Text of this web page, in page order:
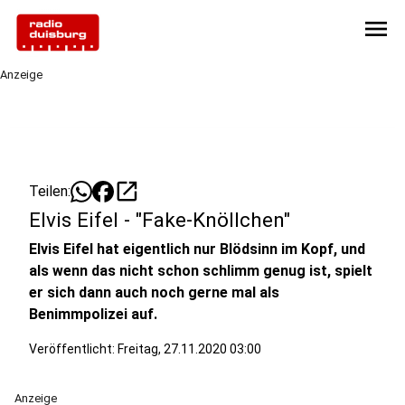
menu
Anzeige
Teilen: open_in_new
Elvis Eifel - "Fake-Knöllchen"
Elvis Eifel hat eigentlich nur Blödsinn im Kopf, und
als wenn das nicht schon schlimm genug ist, spielt
er sich dann auch noch gerne mal als
Benimmpolizei auf.
Veröffentlicht: Freitag, 27.11.2020 03:00
Anzeige